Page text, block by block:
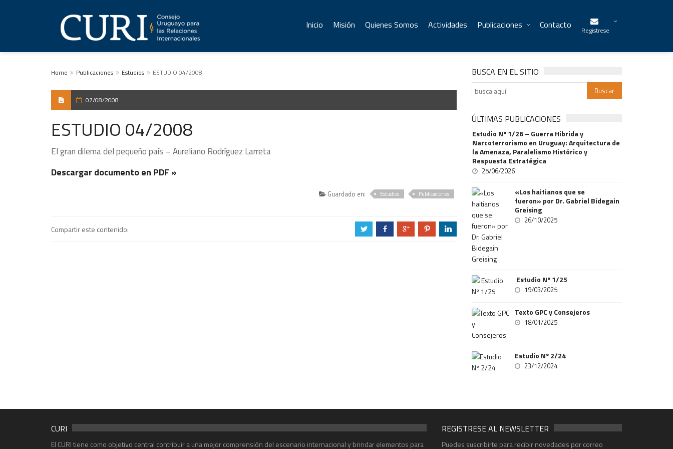
Inicio Misión Quienes Somos Actividades Publicaciones Contacto Registrese
Home Publicaciones Estudios ESTUDIO 04/2008
07/08/2008
ESTUDIO 04/2008
El gran dilema del pequeño país – Aureliano Rodríguez Larreta
Descargar documento en PDF »
Guardado en: Estudios Publicaciones
Compartir este contenido: a b c d j
BUSCA EN EL SITIO
ÚLTIMAS PUBLICACIONES
Estudio Nº 1/26 – Guerra Hibrida y
Narcoterrorismo en Uruguay: Arquitectura de
la Amenaza, Paralelismo Histórico y
Respuesta Estratégica
25/06/2026
«Los haitianos que se
fueron» por Dr. Gabriel Bidegain
Greising
26/10/2025
Estudio Nº 1/25
19/03/2025
Texto GPC y Consejeros
18/01/2025
Estudio Nº 2/24
23/12/2024
CURI
El CURI tiene como objetivo central contribuir a una mejor comprensión del escenario internacional y brindar elementos para
REGISTRESE AL NEWSLETTER
Puedes suscribirte para recibir novedades por correo